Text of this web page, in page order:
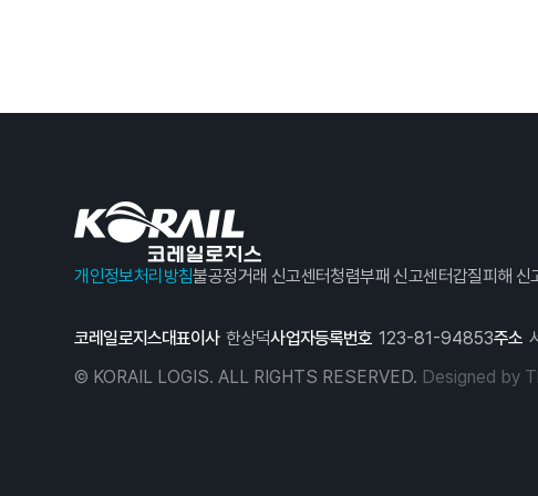
개인정보처리방침불공정거래 신고센터청렴부패 신고센터갑질피해 신
코레일로지스대표이사 한상덕사업자등록번호 123-81-94853주소
© KORAIL LOGIS. ALL RIGHTS RESERVED. Designed by